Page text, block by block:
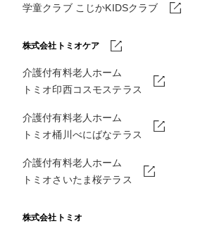
学童クラブ こじかKIDSクラブ
株式会社トミオケア
介護付有料老人ホーム
トミオ印西コスモステラス
介護付有料老人ホーム
トミオ桶川べにばなテラス
介護付有料老人ホーム
トミオさいたま桜テラス
株式会社トミオ